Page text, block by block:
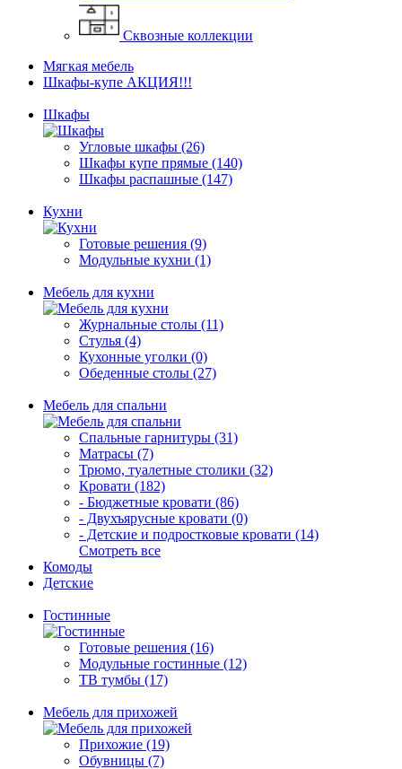
Сквозные коллекции
Мягкая мебель
Шкафы-купе АКЦИЯ!!!
Шкафы
Угловые шкафы (26)
Шкафы купе прямые (140)
Шкафы распашные (147)
Кухни
Готовые решения (9)
Модульные кухни (1)
Мебель для кухни
Журнальные столы (11)
Стулья (4)
Кухонные уголки (0)
Обеденные столы (27)
Мебель для спальни
Спальные гарнитуры (31)
Матрасы (7)
Трюмо, туалетные столики (32)
Кровати (182)
- Бюджетные кровати (86)
- Двухъярусные кровати (0)
- Детские и подростковые кровати (14)
Смотреть все
Комоды
Детские
Гостинные
Готовые решения (16)
Модульные гостинные (12)
ТВ тумбы (17)
Мебель для прихожей
Прихожие (19)
Обувницы (7)